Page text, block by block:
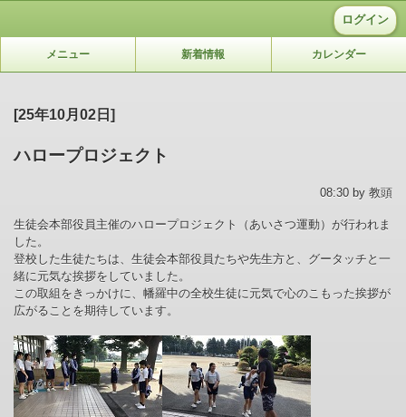
ログイン
メニュー 新着情報 カレンダー
[25年10月02日]
ハロープロジェクト
08:30 by 教頭
生徒会本部役員主催のハロープロジェクト（あいさつ運動）が行われま
した。
登校した生徒たちは、生徒会本部役員たちや先生方と、グータッチと一
緒に元気な挨拶をしていました。
この取組をきっかけに、幡羅中の全校生徒に元気で心のこもった挨拶が
広がることを期待しています。